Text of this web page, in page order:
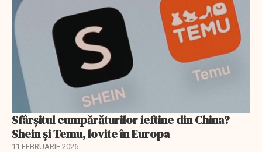
Sfârșitul cumpărăturilor ieftine din China?
Shein și Temu, lovite în Europa
11 FEBRUARIE 2026